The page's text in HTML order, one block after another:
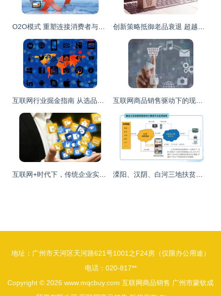
地址：广州市天河区天河路621号1001之F24房（仅限办公用途）
电话：020-817**
Copyright © 2026 www.mqcbuy.com 互联网商品销售 广州市蒙钦成